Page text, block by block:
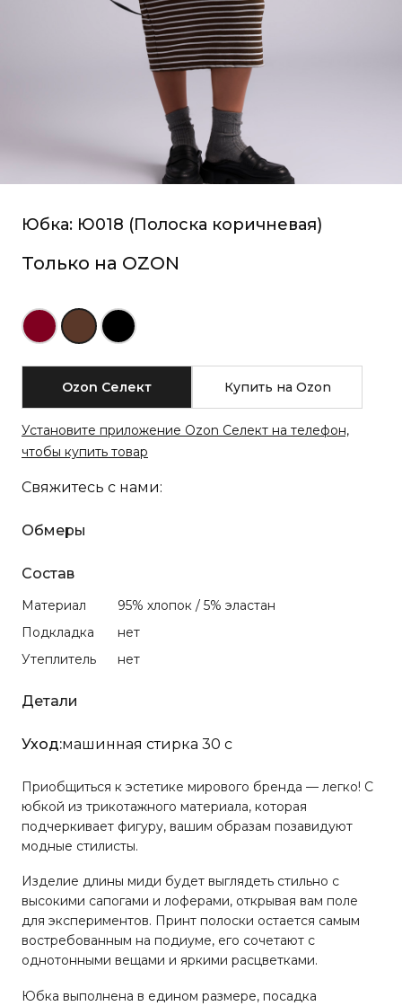
Юбка: Ю018 (Полоска коричневая)
Только на OZON
Ozon Селект Купить на Ozon
Установите приложение Ozon Селект на телефон,
чтобы купить товар
Свяжитесь с нами:
Обмеры
Состав
Материал
95% хлопок / 5% эластан
Подкладка
нет
Утеплитель
нет
Детали
Уход:машинная стирка 30 с
Приобщиться к эстетике мирового бренда — легко! С
юбкой из трикотажного материала, которая
подчеркивает фигуру, вашим образам позавидуют
модные стилисты.
Изделие длины миди будет выглядеть стильно с
высокими сапогами и лоферами, открывая вам поле
для экспериментов. Принт полоски остается самым
востребованным на подиуме, его сочетают с
однотонными вещами и яркими расцветками.
Юбка выполнена в едином размере, посадка